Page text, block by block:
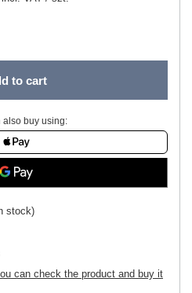
to cart
also buy using:
stock)
can check the product and buy it